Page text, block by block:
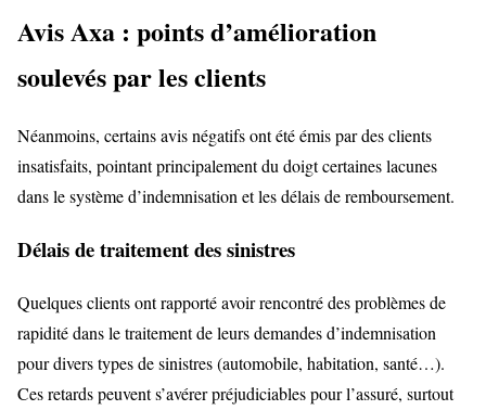
Avis Axa : points d’amélioration
soulevés par les clients
Néanmoins, certains avis négatifs ont été émis par des clients
insatisfaits, pointant principalement du doigt certaines lacunes
dans le système d’indemnisation et les délais de remboursement.
Délais de traitement des sinistres
Quelques clients ont rapporté avoir rencontré des problèmes de
rapidité dans le traitement de leurs demandes d’indemnisation
pour divers types de sinistres (automobile, habitation, santé…).
Ces retards peuvent s’avérer préjudiciables pour l’assuré, surtout